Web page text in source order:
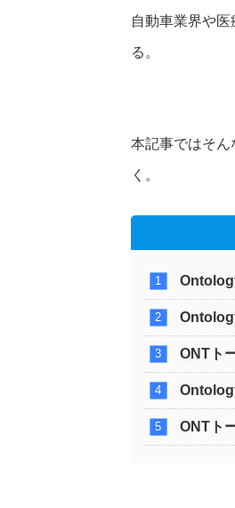
自動車業界や
る。
本記事ではそん
く。
ONTト
ONTト